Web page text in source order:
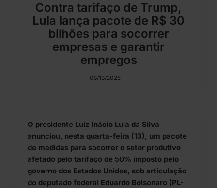
Contra tarifaço de Trump,
Lula lança pacote de R$ 30
bilhões para socorrer
empresas e garantir
empregos
08/13/2025
O presidente Luiz Inácio Lula da Silva
anunciou, nesta quarta-feira (13), um pacote
de medidas para socorrer o setor produtivo
afetado pelo tarifaço de 50% imposto pelo
governo dos Estados Unidos, sob articulação
do deputado federal Eduardo Bolsonaro (PL-